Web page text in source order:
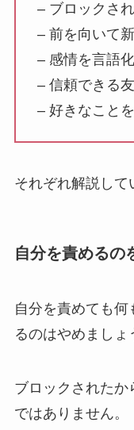
– ブロックさ
– 前を向いて
– 感情を言語
– 信頼できる
– 好きなこと
それぞれ解説して
自分を責めるの
自分を責めても
るのはやめましょ
ブロックされたか
ではありません。